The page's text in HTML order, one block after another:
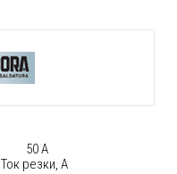
50 А
Ток резки, А